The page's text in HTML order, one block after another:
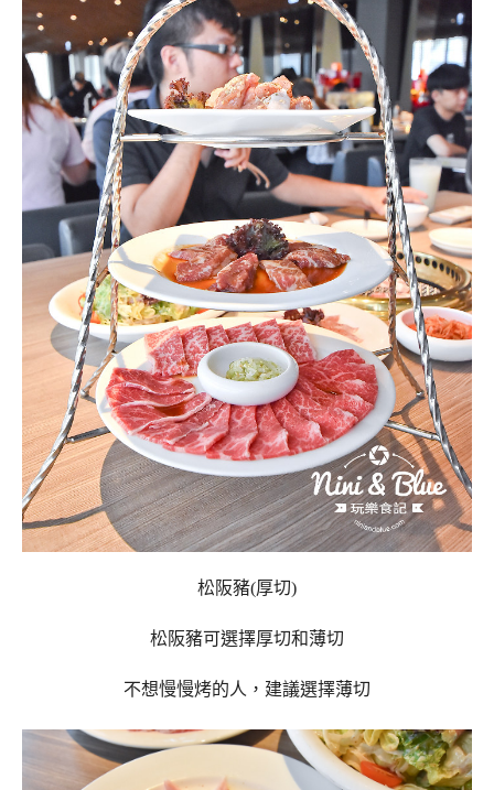
松阪豬(厚切)
松阪豬可選擇厚切和薄切
不想慢慢烤的人，建議選擇薄切